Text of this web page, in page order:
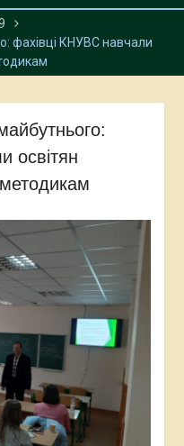
фахівці КНУВС навчали
освітян